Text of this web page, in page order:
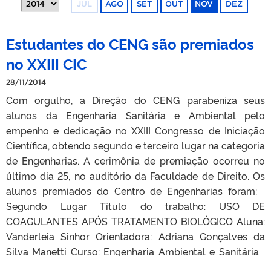
JUL AGO SET OUT NOV DEZ
Estudantes do CENG são premiados
no XXIII CIC
28/11/2014
Com orgulho, a Direção do CENG parabeniza seus
alunos da Engenharia Sanitária e Ambiental pelo
empenho e dedicação no XXIII Congresso de Iniciação
Científica, obtendo segundo e terceiro lugar na categoria
de Engenharias. A cerimônia de premiação ocorreu no
último dia 25, no auditório da Faculdade de Direito. Os
alunos premiados do Centro de Engenharias foram:
Segundo Lugar Título do trabalho: USO DE
COAGULANTES APÓS TRATAMENTO BIOLÓGICO Aluna:
Vanderleia Sinhor Orientadora: Adriana Gonçalves da
Silva Manetti Curso: Engenharia Ambiental e Sanitária